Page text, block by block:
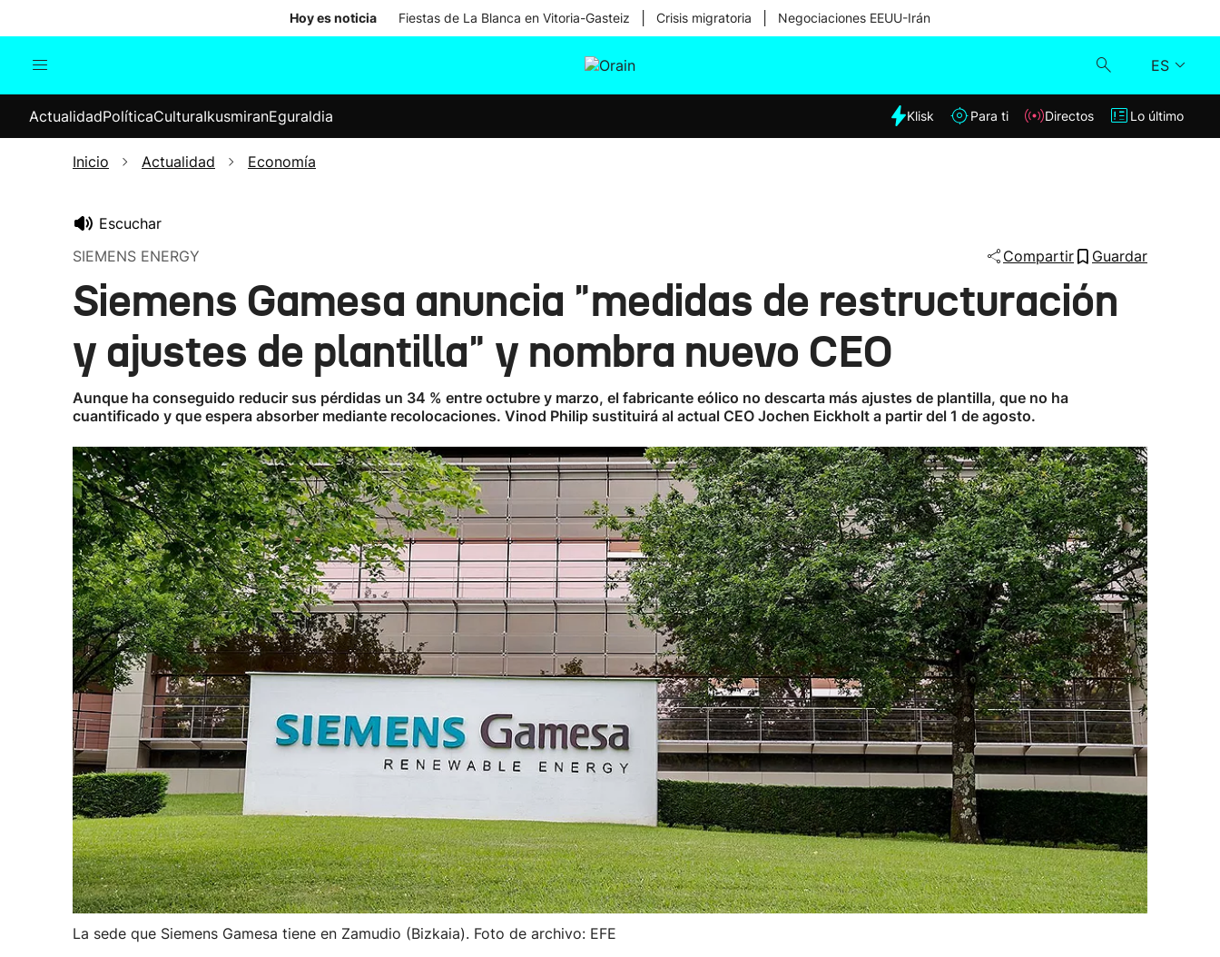
Hoy es noticia Fiestas de La Blanca en Vitoria-Gasteiz Crisis migratoria Negociaciones EEUU-Irán
ES
Internacional
Elecciones
Klisk
Lo último
ActualidadPolíticaCulturaIkusmiranEguraldia Klisk Para ti Directos Lo último
Inicio Actualidad Economía
Escuchar
SIEMENS ENERGY
Compartir Guardar
Siemens Gamesa anuncia "medidas de restructuración
y ajustes de plantilla" y nombra nuevo CEO
Aunque ha conseguido reducir sus pérdidas un 34 % entre octubre y marzo, el fabricante eólico no descarta más ajustes de plantilla, que no ha
cuantificado y que espera absorber mediante recolocaciones. Vinod Philip sustituirá al actual CEO Jochen Eickholt a partir del 1 de agosto.
La sede que Siemens Gamesa tiene en Zamudio (Bizkaia). Foto de archivo: EFE